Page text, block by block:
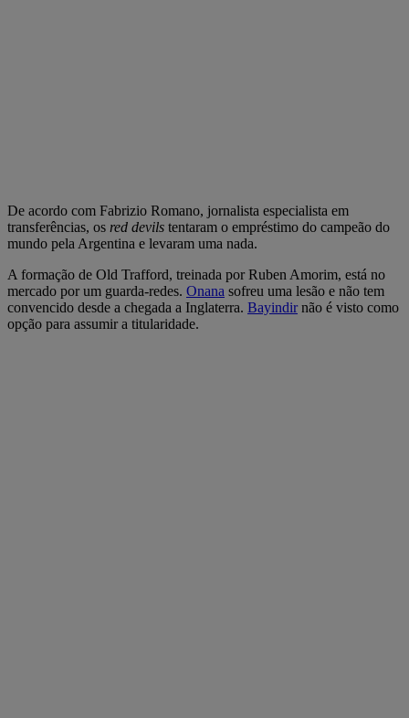
De acordo com Fabrizio Romano, jornalista especialista em
transferências, os red devils tentaram o empréstimo do campeão do
mundo pela Argentina e levaram uma nada.
A formação de Old Trafford, treinada por Ruben Amorim, está no
mercado por um guarda-redes. Onana sofreu uma lesão e não tem
convencido desde a chegada a Inglaterra. Bayindirnão é visto como
opção para assumir a titularidade.